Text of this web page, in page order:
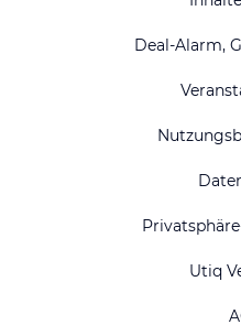
Deal-Alarm,
Utiq